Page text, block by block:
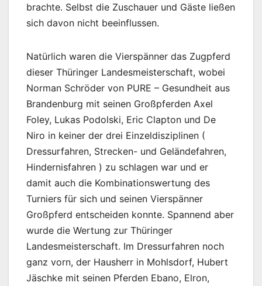
brachte. Selbst die Zuschauer und Gäste ließen
sich davon nicht beeinflussen.
Natürlich waren die Vierspänner das Zugpferd
dieser Thüringer Landesmeisterschaft, wobei
Norman Schröder von PURE – Gesundheit aus
Brandenburg mit seinen Großpferden Axel
Foley, Lukas Podolski, Eric Clapton und De
Niro in keiner der drei Einzeldisziplinen (
Dressurfahren, Strecken- und Geländefahren,
Hindernisfahren ) zu schlagen war und er
damit auch die Kombinationswertung des
Turniers für sich und seinen Vierspänner
Großpferd entscheiden konnte. Spannend aber
wurde die Wertung zur Thüringer
Landesmeisterschaft. Im Dressurfahren noch
ganz vorn, der Hausherr in Mohlsdorf, Hubert
Jäschke mit seinen Pferden Ebano, Elron,